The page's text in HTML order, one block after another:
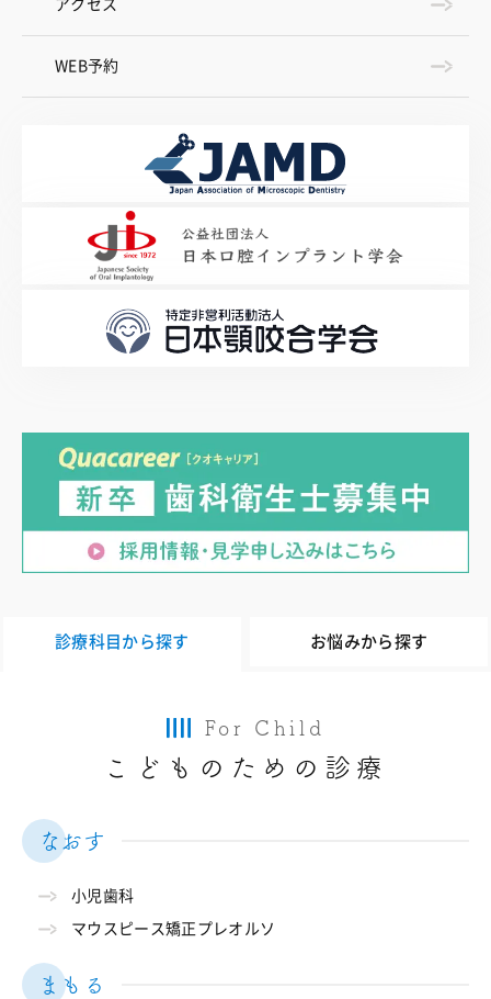
アクセス
WEB予約
診療科目から探す お悩みから探す
For Child
こどものための診療
なおす
小児歯科
マウスピース矯正プレオルソ
まもる